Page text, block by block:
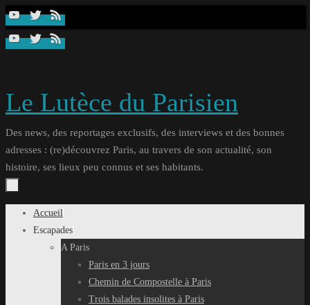
Passer
contenu
Le Lutèce du Parisien
Des news, des reportages exclusifs, des interviews et des bonnes
adresses : (re)découvrez Paris, au travers de son actualité, son
histoire, ses lieux peu connus et ses habitants.
Passer
Accueil
Escapades
A Paris
Paris en 3 jours
Chemin de Compostelle à Paris
Trois balades insolites à Paris